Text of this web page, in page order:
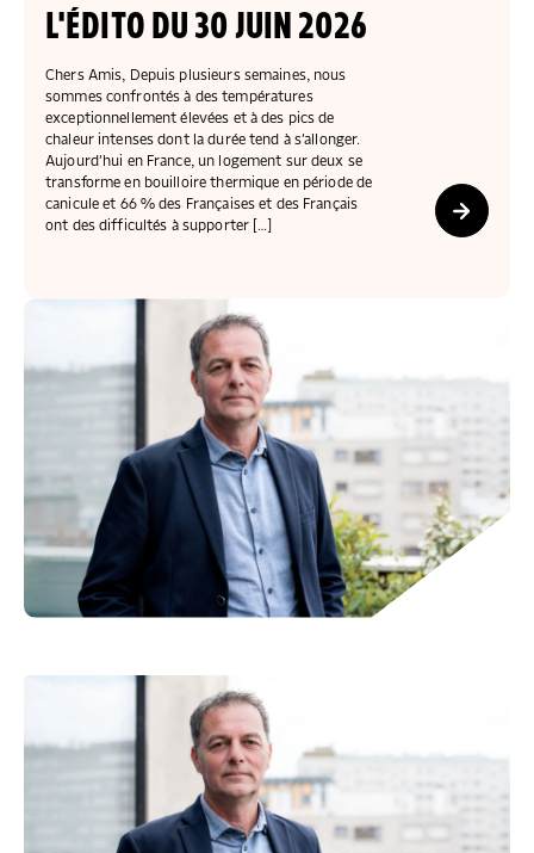
NOS AMIS, PARRAINS ET MARRAINES
NOS ÉVÉNEMENTS
NOUS REJOINDRE
ACCUEILLIR, ACCOMPAGNER, LOGER
DÉFENDRE L’ACCÈS AUX DROITS
DONNER LES MOYENS D’AGIR
RAPPORTS SUR L’ÉTAT DU MAL-LOGEMENT
S’ENGAGER AUTREMENT
FAIRE UN DON IFI
PARTENARIATS ENTREPRISES
RÉDUCTIONS FISCALES
L'ÉDITO DU 30 JUIN 2026
Chers Amis, Depuis plusieurs semaines, nous
sommes confrontés à des températures
exceptionnellement élevées et à des pics de
chaleur intenses dont la durée tend à s’allonger.
Aujourd’hui en France, un logement sur deux se
transforme en bouilloire thermique en période de
canicule et 66 % des Françaises et des Français
ont des difficultés à supporter […]